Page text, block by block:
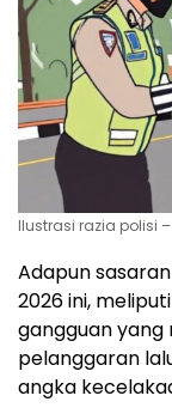
Ilustrasi razia polisi
Adapun
2026 ini,
gangguan
pelanggaran
angka